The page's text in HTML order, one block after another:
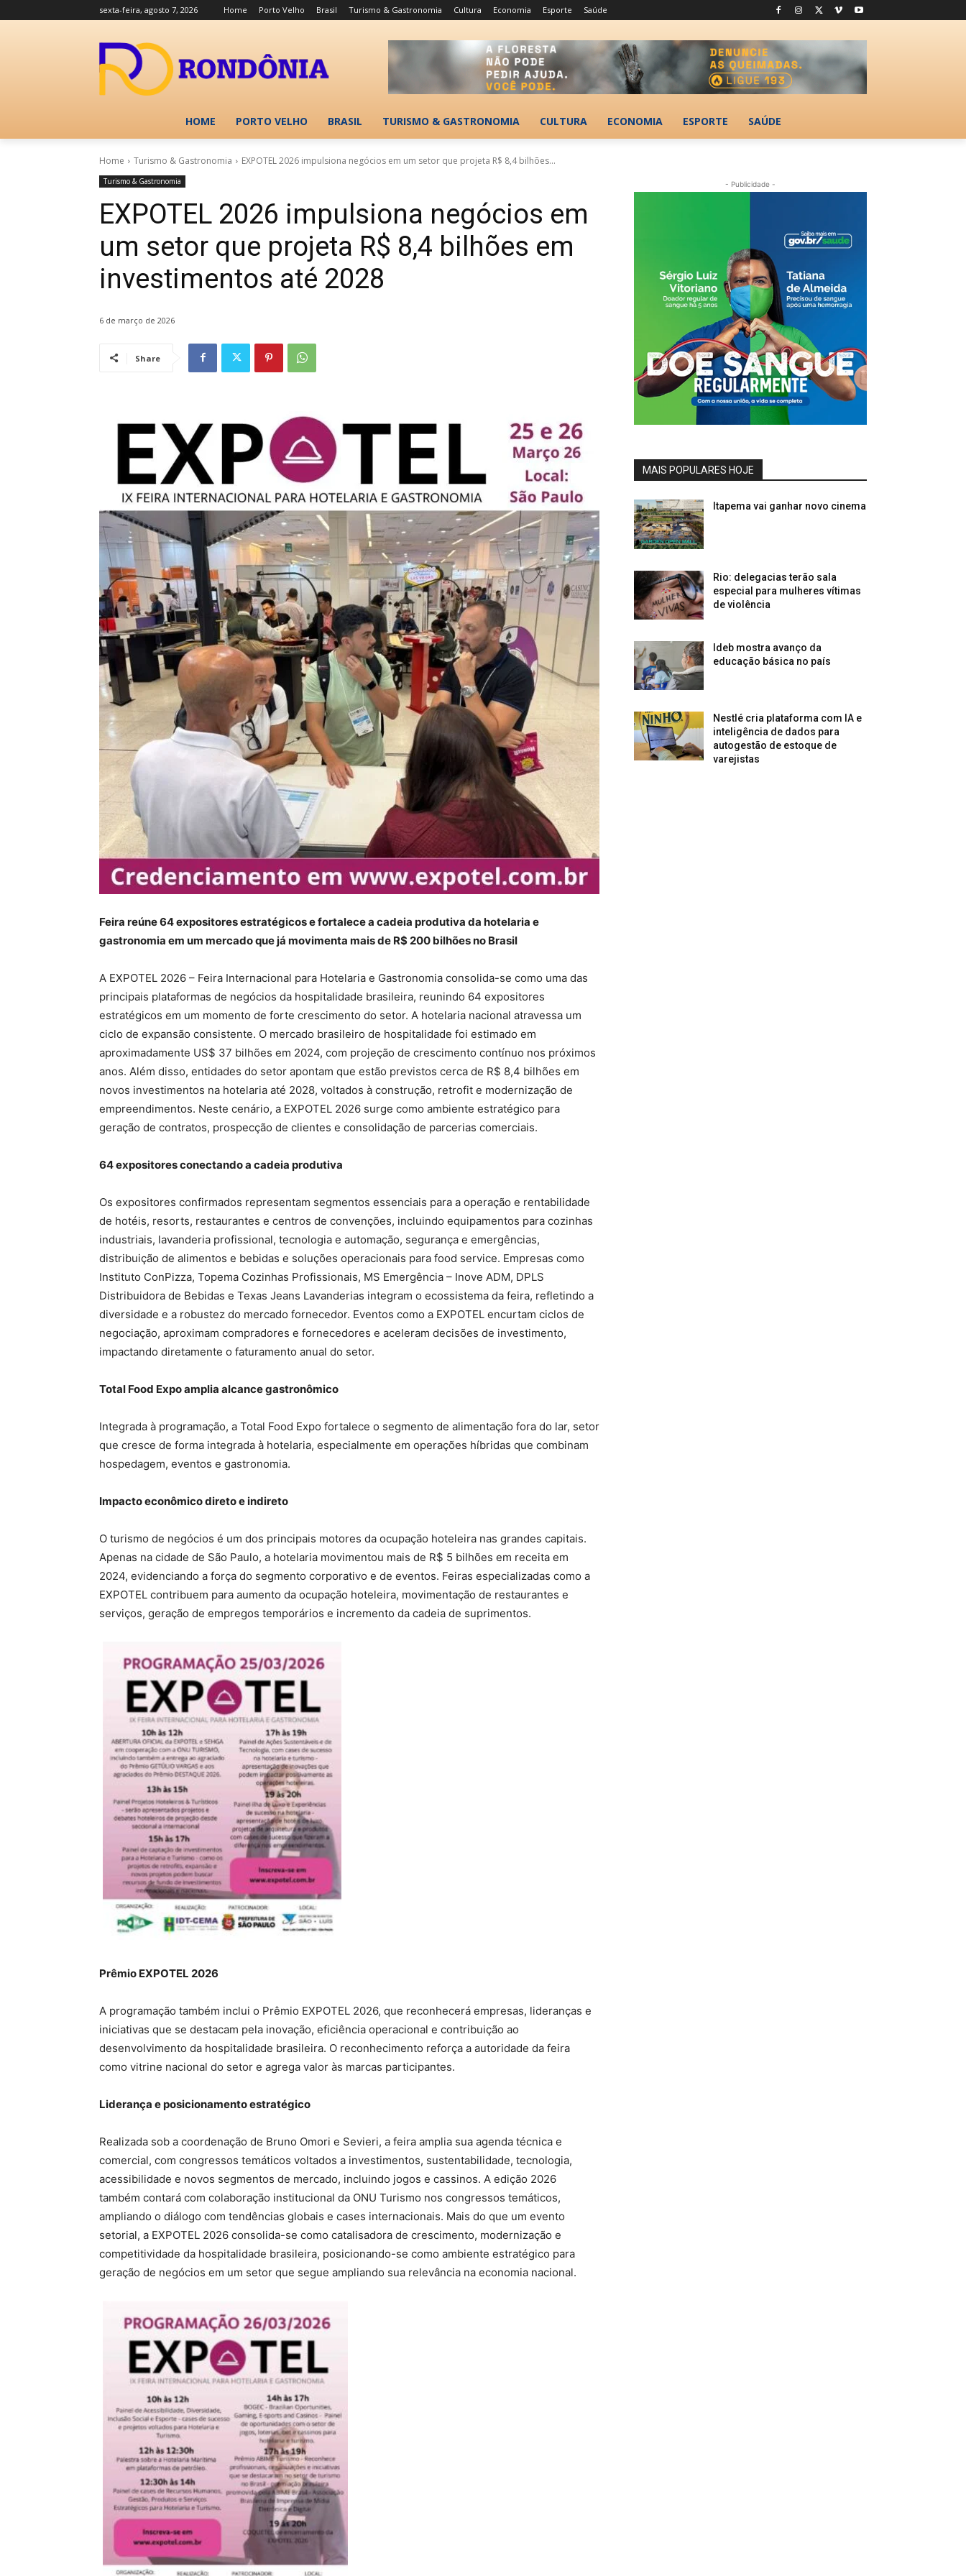
sexta-feira, agosto 7, 2026 Home Porto Velho Brasil Turismo & Gastronomia Cultura Economia Esporte Saúde
HOME PORTO VELHO BRASIL TURISMO & GASTRONOMIA CULTURA ECONOMIA ESPORTE SAÚDE
Home Turismo & Gastronomia EXPOTEL 2026 impulsiona negócios em um setor que projeta R$ 8,4 bilhões...
Turismo & Gastronomia
EXPOTEL 2026 impulsiona negócios em
um setor que projeta R$ 8,4 bilhões em
investimentos até 2028
6 de março de 2026
Share
Feira reúne 64 expositores estratégicos e fortalece a cadeia produtiva da hotelaria e
gastronomia em um mercado que já movimenta mais de R$ 200 bilhões no Brasil
A EXPOTEL 2026 – Feira Internacional para Hotelaria e Gastronomia consolida-se como uma das
principais plataformas de negócios da hospitalidade brasileira, reunindo 64 expositores
estratégicos em um momento de forte crescimento do setor. A hotelaria nacional atravessa um
ciclo de expansão consistente. O mercado brasileiro de hospitalidade foi estimado em
aproximadamente US$ 37 bilhões em 2024, com projeção de crescimento contínuo nos próximos
anos. Além disso, entidades do setor apontam que estão previstos cerca de R$ 8,4 bilhões em
novos investimentos na hotelaria até 2028, voltados à construção, retrofit e modernização de
empreendimentos. Neste cenário, a EXPOTEL 2026 surge como ambiente estratégico para
geração de contratos, prospecção de clientes e consolidação de parcerias comerciais.
64 expositores conectando a cadeia produtiva
Os expositores confirmados representam segmentos essenciais para a operação e rentabilidade
de hotéis, resorts, restaurantes e centros de convenções, incluindo equipamentos para cozinhas
industriais, lavanderia profissional, tecnologia e automação, segurança e emergências,
distribuição de alimentos e bebidas e soluções operacionais para food service. Empresas como
Instituto ConPizza, Topema Cozinhas Profissionais, MS Emergência – Inove ADM, DPLS
Distribuidora de Bebidas e Texas Jeans Lavanderias integram o ecossistema da feira, refletindo a
diversidade e a robustez do mercado fornecedor. Eventos como a EXPOTEL encurtam ciclos de
negociação, aproximam compradores e fornecedores e aceleram decisões de investimento,
impactando diretamente o faturamento anual do setor.
Total Food Expo amplia alcance gastronômico
Integrada à programação, a Total Food Expo fortalece o segmento de alimentação fora do lar, setor
que cresce de forma integrada à hotelaria, especialmente em operações híbridas que combinam
hospedagem, eventos e gastronomia.
Impacto econômico direto e indireto
O turismo de negócios é um dos principais motores da ocupação hoteleira nas grandes capitais.
Apenas na cidade de São Paulo, a hotelaria movimentou mais de R$ 5 bilhões em receita em
2024, evidenciando a força do segmento corporativo e de eventos. Feiras especializadas como a
EXPOTEL contribuem para aumento da ocupação hoteleira, movimentação de restaurantes e
serviços, geração de empregos temporários e incremento da cadeia de suprimentos.
Prêmio EXPOTEL 2026
A programação também inclui o Prêmio EXPOTEL 2026, que reconhecerá empresas, lideranças e
iniciativas que se destacam pela inovação, eficiência operacional e contribuição ao
desenvolvimento da hospitalidade brasileira. O reconhecimento reforça a autoridade da feira
como vitrine nacional do setor e agrega valor às marcas participantes.
Liderança e posicionamento estratégico
Realizada sob a coordenação de Bruno Omori e Sevieri, a feira amplia sua agenda técnica e
comercial, com congressos temáticos voltados a investimentos, sustentabilidade, tecnologia,
acessibilidade e novos segmentos de mercado, incluindo jogos e cassinos. A edição 2026
também contará com colaboração institucional da ONU Turismo nos congressos temáticos,
ampliando o diálogo com tendências globais e cases internacionais. Mais do que um evento
setorial, a EXPOTEL 2026 consolida-se como catalisadora de crescimento, modernização e
competitividade da hospitalidade brasileira, posicionando-se como ambiente estratégico para
geração de negócios em um setor que segue ampliando sua relevância na economia nacional.
- Publicidade -
MAIS POPULARES HOJE
Itapema vai ganhar novo cinema
Rio: delegacias terão sala
especial para mulheres vítimas
de violência
Ideb mostra avanço da
educação básica no país
Nestlé cria plataforma com IA e
inteligência de dados para
autogestão de estoque de
varejistas